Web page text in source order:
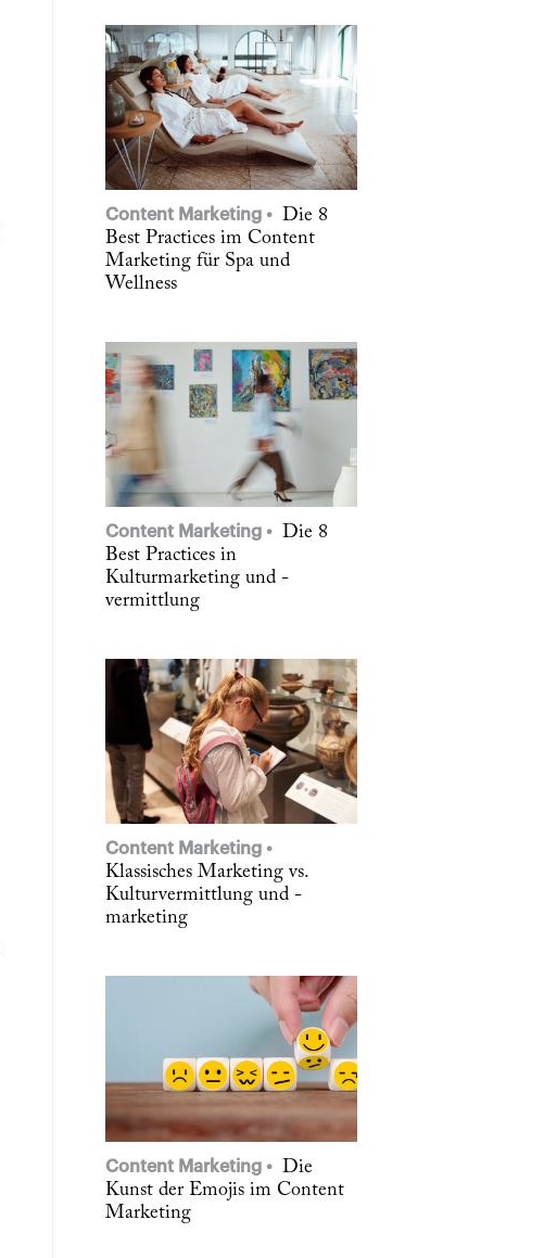
Content Marketing
Die 8
Best Practices im Content
Marketing für Spa und
Wellness
Content Marketing
Die 8
Best Practices in
Kulturmarketing und -
vermittlung
Content Marketing
Klassisches Marketing vs.
Kulturvermittlung und -
marketing
Content Marketing
Die
Kunst der Emojis im Content
Marketing